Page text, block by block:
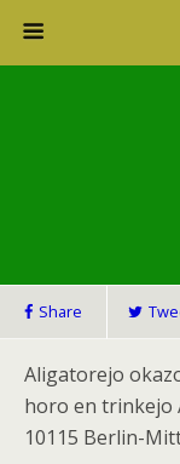
Share
Aligatorejo
horo en trinkejo
10115 Berlin-